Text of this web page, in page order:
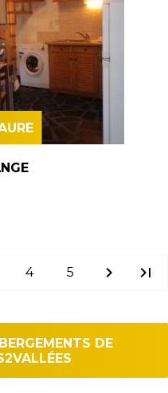
4 5 chevron_right last_page
DE